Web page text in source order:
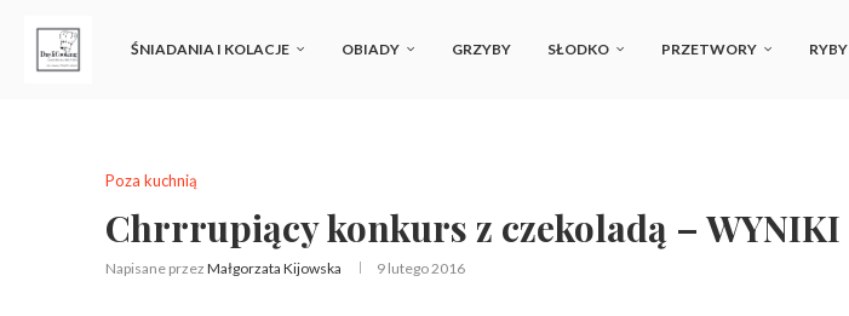
ŚNIADANIA I KOLACJE OBIADY GRZYBY SŁODKO PRZETWORY RYBY
Poza kuchnią
Chrrrupiący konkurs z czekoladą – WYNIKI
Napisane przez Małgorzata Kijowska 9 lutego 2016